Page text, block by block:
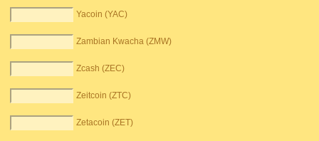
Yacoin (YAC)
Zambian Kwacha (ZMW)
Zcash (ZEC)
Zeitcoin (ZTC)
Zetacoin (ZET)